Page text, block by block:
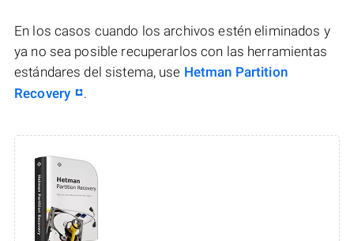
En los casos cuando los archivos estén eliminados y
ya no sea posible recuperarlos con las herramientas
estándares del sistema, use Hetman Partition
Recovery
.